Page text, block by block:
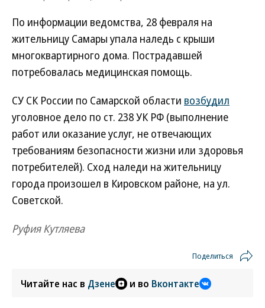
По информации ведомства, 28 февраля на
жительницу Самары упала наледь с крыши
многоквартирного дома. Пострадавшей
потребовалась медицинская помощь.
СУ СК России по Самарской области возбудил
уголовное дело по ст. 238 УК РФ (выполнение
работ или оказание услуг, не отвечающих
требованиям безопасности жизни или здоровья
потребителей). Сход наледи на жительницу
города произошел в Кировском районе, на ул.
Советской.
Руфия Кутляева
Поделиться
Читайте нас в Дзене и во Вконтакте